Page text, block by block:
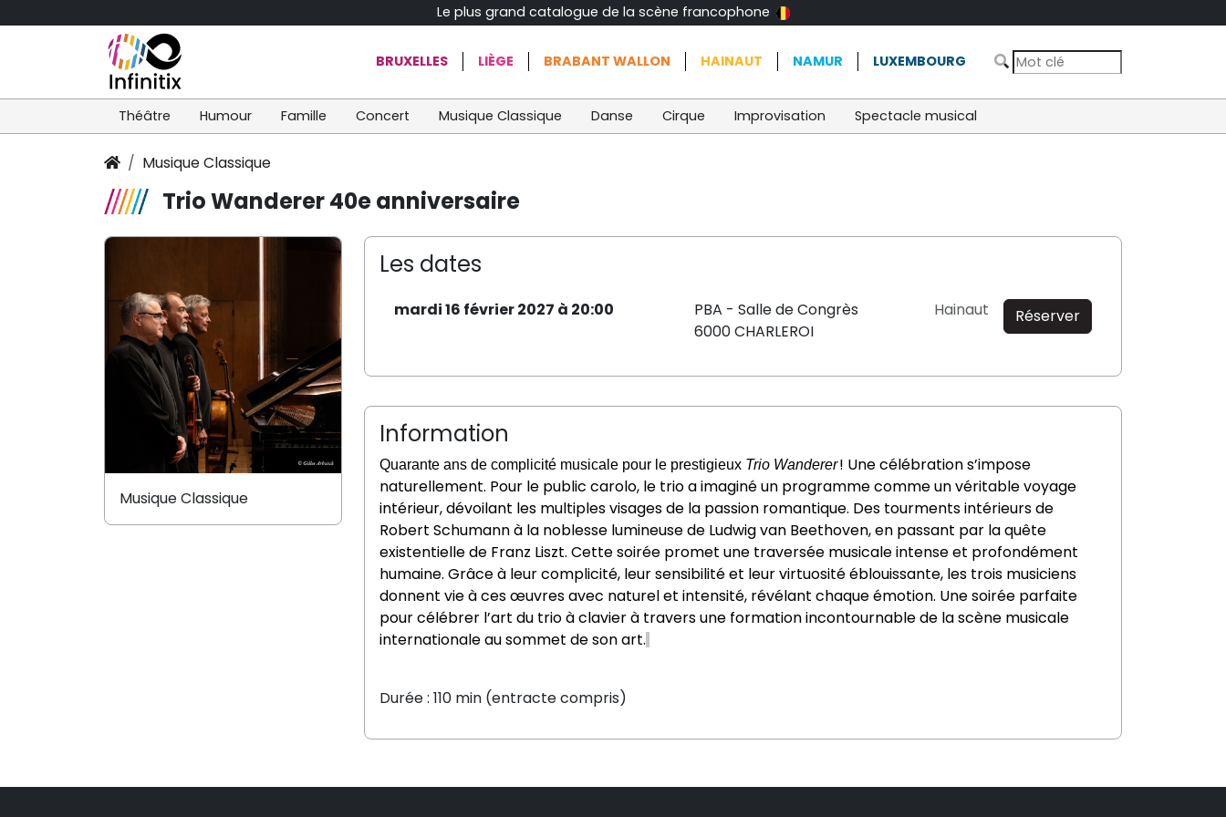
Le plus grand catalogue de la scène francophone
BRUXELLES LIÈGE BRABANT WALLON HAINAUT NAMUR LUXEMBOURG
Théâtre Humour Famille Concert Musique Classique Danse Cirque Improvisation Spectacle musical
Musique Classique
Trio Wanderer 40e anniversaire
Les dates
mardi 16 février 2027 à 20:00
PBA - Salle de Congrès
6000 CHARLEROI
Hainaut Réserver
Information
Quarante ans de complicité musicale pour le prestigieux Trio Wanderer! Une célébration s’impose
naturellement. Pour le public carolo, le trio a imaginé un programme comme un véritable voyage
intérieur, dévoilant les multiples visages de la passion romantique. Des tourments intérieurs de
Robert Schumann à la noblesse lumineuse de Ludwig van Beethoven, en passant par la quête
existentielle de Franz Liszt. Cette soirée promet une traversée musicale intense et profondément
humaine. Grâce à leur complicité, leur sensibilité et leur virtuosité éblouissante, les trois musiciens
donnent vie à ces œuvres avec naturel et intensité, révélant chaque émotion. Une soirée parfaite
pour célébrer l’art du trio à clavier à travers une formation incontournable de la scène musicale
internationale au sommet de son art.
Durée : 110 min (entracte compris)
Musique Classique